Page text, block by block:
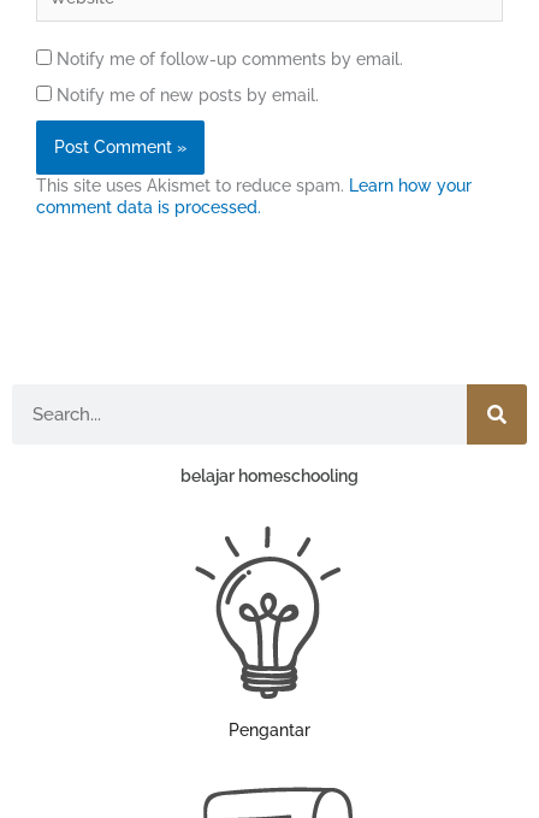
Notify me of follow-up comments by email.
Notify me of new posts by email.
This site uses Akismet to reduce spam. Learn how your
comment data is processed.
belajar homeschooling
Pengantar